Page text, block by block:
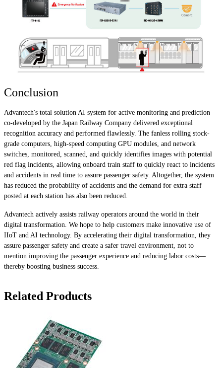
Conclusion
Advantech's total solution AI system for active monitoring and prediction
co-developed by the Japan Railway Company delivered exceptional
recognition accuracy and performed flawlessly. The fanless rolling stock-
grade computers, high-speed computing GPU modules, and network
switches, monitored, scanned, and quickly identifies images with potential
red flag incidents, allowing onboard train staff to quickly react to incidents
and accidents in real time to assure passenger safety. Altogether, the system
has reduced the probability of accidents and the demand for extra staff
posted at each station has also been reduced.
Advantech actively assists railway operators around the world in their
digital transformation. We hope to help customers make innovative use of
IIoT and AI technology. By accelerating their digital transformation, they
assure passenger safety and create a safer travel environment, not to
mention improving the passenger experience and reducing labor costs—
thereby boosting business success.
Related Products